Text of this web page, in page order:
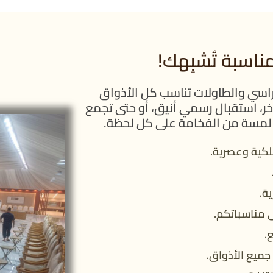
تُشبِهك!
والطاولات تناسب كل الأذواق
استقبال رسمي أنيق، أو حتى تجمع
لمسة من الفخامة على كل لحظة.
وعصرية.
الأذواق.